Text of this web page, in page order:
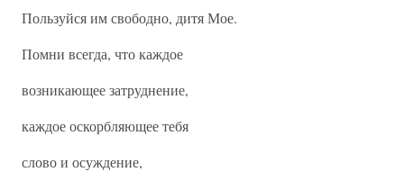
Пользуйся им свободно, дитя Мое.
Помни всегда, что каждое
возникающее затруднение,
каждое оскорбляющее тебя
слово и осуждение,